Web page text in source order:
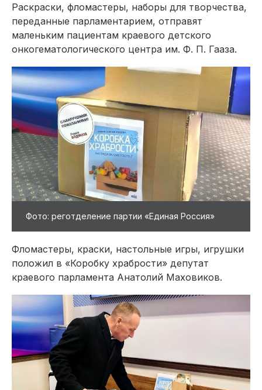
Раскраски, фломастеры, наборы для творчества,
переданные парламентарием, отправят
маленьким пациентам краевого детского
онкогематологического центра им. Ф. П. Гааза.
Фото: реготделение партии «Единая Россия»
Фломастеры, краски, настольные игры, игрушки
положил в «Коробку храбрости» депутат
краевого парламента Анатолий Маховиков.